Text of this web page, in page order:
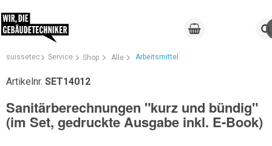
suissetec Service Shop Alle Arbeitsmittel
Artikelnr. SET14012
Sanitärberechnungen "kurz und bündig"
(im Set, gedruckte Ausgabe inkl. E-Book)